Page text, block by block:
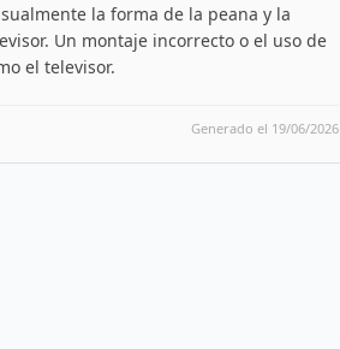
la forma de la peana y la
Un montaje incorrecto o el uso de
el televisor.
Generado el 19/06/2026